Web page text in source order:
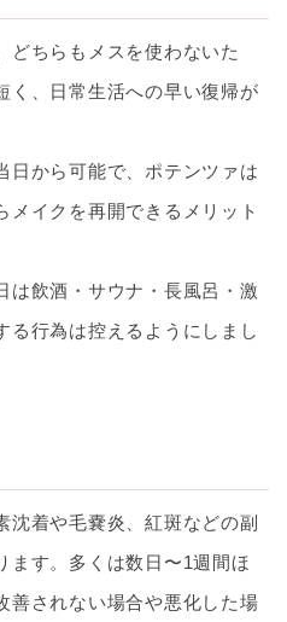
どちらもメスを使わないた
く、日常生活への早い復帰が
日から可能で、ポテンツァは
メイクを再開できるメリット
は飲酒・サウナ・長風呂・激
る行為は控えるようにしまし
沈着や毛嚢炎、紅斑などの副
ます。多くは数日〜1週間ほ
善されない場合や悪化した場